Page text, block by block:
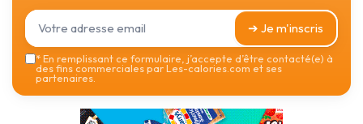
➔ Je m'inscris
*En remplissant ce formulaire, j’accepte d’être contacté(e) à
des fins commerciales par Les-calories.com et ses
partenaires.